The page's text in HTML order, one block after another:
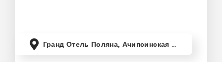
Гранд Отель Поляна, Ачипсинская улица, Эстосадок, Краснодарский край, Россия